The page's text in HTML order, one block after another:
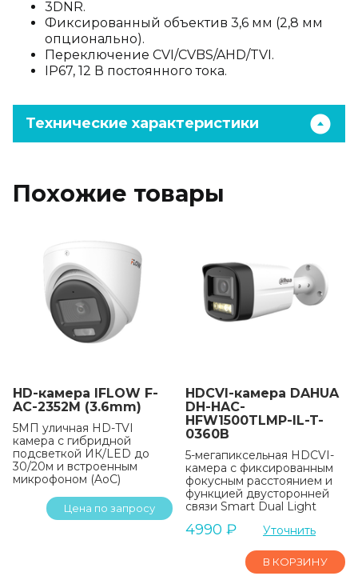
3DNR.
Фиксированный объектив 3,6 мм (2,8 мм
опционально).
Переключение CVI/CVBS/AHD/TVI.
IP67, 12 В постоянного тока.
Технические характеристики
Похожие товары
HD-камера IFLOW F-
AC-2352M (3.6mm)
5МП уличная HD-TVI
камера с гибридной
подсветкой ИК/LED до
30/20м и встроенным
микрофоном (AoC)
Цена по запросу
HDCVI-камера DAHUA
DH-HAC-
HFW1500TLMP-IL-T-
0360B
5-мегапиксельная HDCVI-
камера с фиксированным
фокусным расстоянием и
функцией двусторонней
связи Smart Dual Light
4990 ₽ Уточнить
В КОРЗИНУ